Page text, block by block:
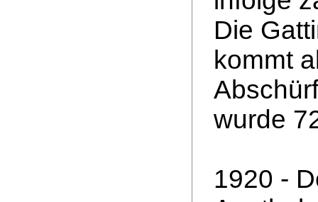
Die
kommt
wurde
1920 -